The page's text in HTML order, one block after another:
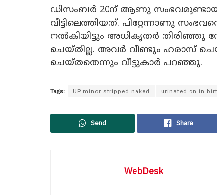
ഡിസംബര്‍ 20ന് ആണു
വീട്ടിലെത്തിയത്. പിറ്റേന്നാണു
നല്‍കിയിട്ടും അധികൃതര്‍ തിരിഞ്ഞു
ചെയ്തില്ല. അവര്‍ വീണ്ടും ഹരാസ്
ചെയ്തതെന്നും വീട്ടുകാര്‍ പറഞ്ഞു.
Tags: UP minor stripped naked urinated on in
Send Share
WebDesk